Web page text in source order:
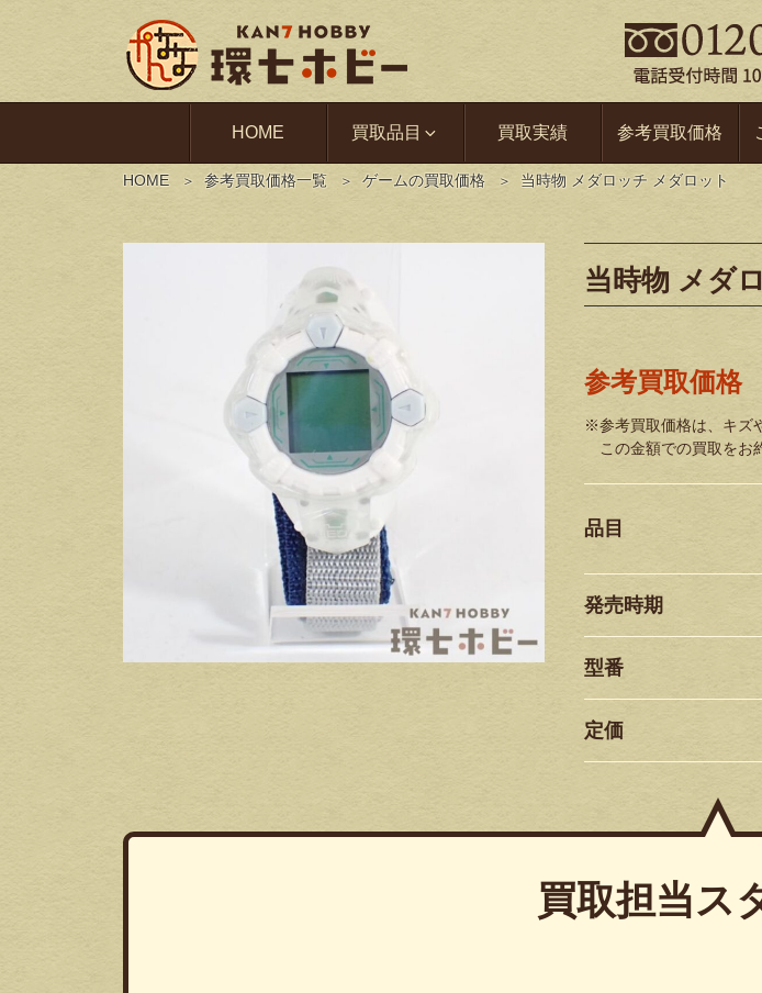
HOME 買取品目 買取実績 参考買取価格
HOME 参考買取価格一覧 ゲームの買取価格 当時物 メダロッチ メダロット
当時物 メダ
参考買取価格
※参考買取価格は、キズ
この金額での買取をお
品目
発売時期
型番
定価
買取担当ス